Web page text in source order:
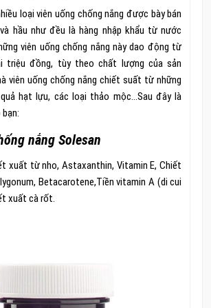
loại viên uống chống nắng được bày bán
hầu như đều là hàng nhập khẩu từ nước
viên uống chống nắng này dao động từ
triệu đồng, tùy theo chất lượng của sản
viên uống chống nắng chiết suất từ những
hạt lựu, các loại thảo mộc…Sau đây là
nắng Solesan
xuất từ nho, Astaxanthin, Vitamin E, Chiết
Betacarotene,Tiền vitamin A (di cui
xuất cà rốt.